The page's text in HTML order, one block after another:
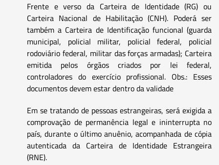
Frente e verso da Carteira de Identidade (RG) ou
Carteira Nacional de Habilitação (CNH). Poderá ser
também a Carteira de Identificação funcional (guarda
municipal, policial militar, policial federal, policial
rodoviário federal, militar das forças armadas); Carteira
emitida pelos órgãos criados por lei federal,
controladores do exercício profissional. Obs.: Esses
documentos devem estar dentro da validade
Em se tratando de pessoas estrangeiras, será exigida a
comprovação de permanência legal e ininterrupta no
país, durante o último anuênio, acompanhada de cópia
autenticada da Carteira de Identidade Estrangeira
(RNE).